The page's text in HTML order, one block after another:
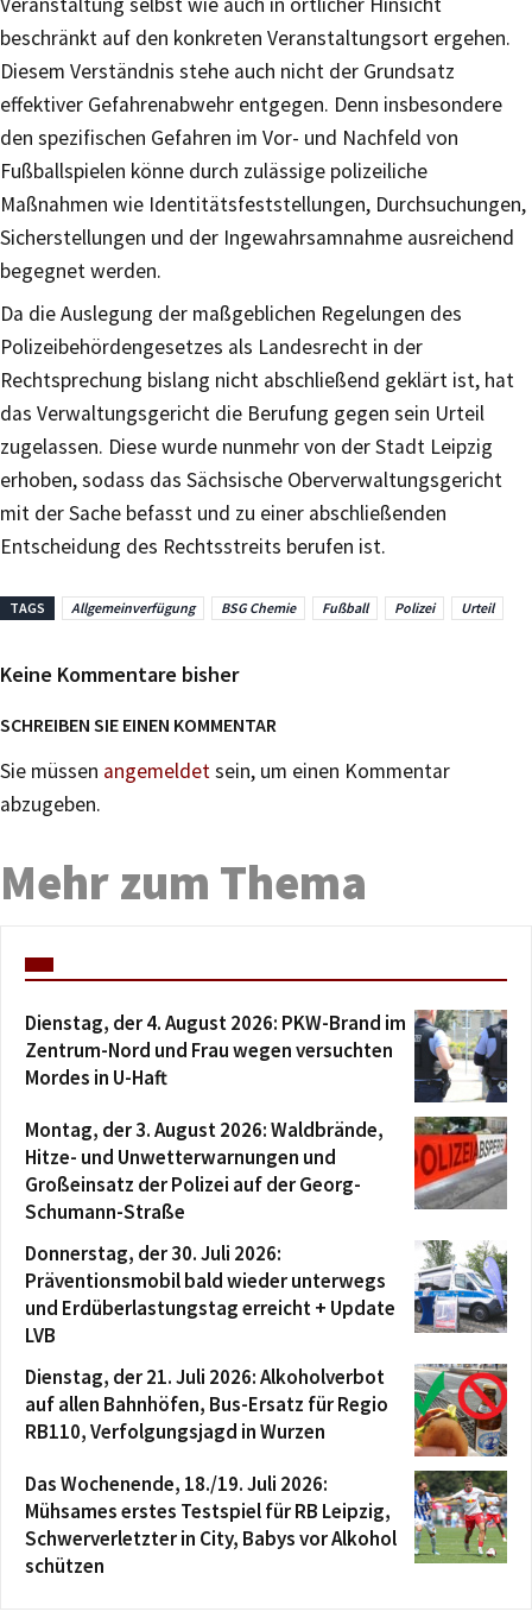
beschränkt auf den konkreten Veranstaltungsort ergehen.
Diesem Verständnis stehe auch nicht der Grundsatz
effektiver Gefahrenabwehr entgegen. Denn insbesondere
den spezifischen Gefahren im Vor- und Nachfeld von
Fußballspielen könne durch zulässige polizeiliche
Maßnahmen wie Identitätsfeststellungen, Durchsuchungen,
Sicherstellungen und der Ingewahrsamnahme ausreichend
begegnet werden.
Da die Auslegung der maßgeblichen Regelungen des
Polizeibehördengesetzes als Landesrecht in der
Rechtsprechung bislang nicht abschließend geklärt ist, hat
das Verwaltungsgericht die Berufung gegen sein Urteil
zugelassen. Diese wurde nunmehr von der Stadt Leipzig
erhoben, sodass das Sächsische Oberverwaltungsgericht
mit der Sache befasst und zu einer abschließenden
Entscheidung des Rechtsstreits berufen ist.
TAGS Allgemeinverfügung BSG Chemie Fußball Polizei Urteil
Keine Kommentare bisher
SCHREIBEN SIE EINEN KOMMENTAR
Sie müssen angemeldetsein, um einen Kommentar
abzugeben.
Mehr zum Thema
Dienstag, der 4. August 2026: PKW-Brand im
Zentrum-Nord und Frau wegen versuchten
Mordes in U-Haft
Montag, der 3. August 2026: Waldbrände,
Hitze- und Unwetterwarnungen und
Großeinsatz der Polizei auf der Georg-
Schumann-Straße
Donnerstag, der 30. Juli 2026:
Präventionsmobil bald wieder unterwegs
und Erdüberlastungstag erreicht + Update
LVB
Dienstag, der 21. Juli 2026: Alkoholverbot
auf allen Bahnhöfen, Bus-Ersatz für Regio
RB110, Verfolgungsjagd in Wurzen
Das Wochenende, 18./19. Juli 2026:
Mühsames erstes Testspiel für RB Leipzig,
Schwerverletzter in City, Babys vor Alkohol
schützen